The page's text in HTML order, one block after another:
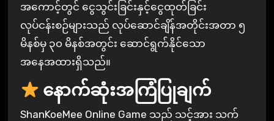
အကောင့်တွင် ငွေသွင်းခြင်းနှင့်ငွေထုတ်ခြင်း
လုပ်ငန်းစဉ်များသည် လုပ်ဆောင်ချိန်အတိုင်းအတာ ၅
မိနစ်မှ ၃၀ မိနစ်အတွင်း ဆောင်ရွက်နိုင်သော
အနေအထားရှိသည်။
နောက်ဆုံးအကြံပြုချက်
ShanKoeMee Online Game သည် သင့်အား သက်